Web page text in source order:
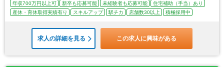
年収700万円以上可 新卒も応募可能 未経験者も応募可能
住宅補助（手当）あり
産休・育休取得実績有り
スキルアップ 駅チカ 店舗数30以上 積極採用中
求人の詳細を見る この求人に興味がある